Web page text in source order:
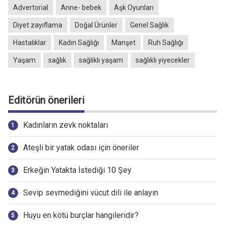
Advertorial Anne- bebek Aşk Oyunları
Diyet zayıflama Doğal Ürünler Genel Sağlık
Hastalıklar Kadın Sağlığı Manşet Ruh Sağlığı
Yaşam sağlık sağlıklı yaşam sağlıklı yiyecekler
Editörün önerileri
Kadınların zevk noktaları
Ateşli bir yatak odası için öneriler
Erkeğin Yatakta İstediği 10 Şey
Sevip sevmediğini vücut dili ile anlayın
Huyu en kötü burçlar hangileridir?